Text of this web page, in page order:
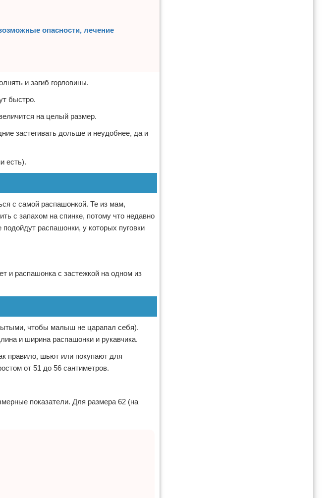
опасности, лечение
и загиб горловины.
быстро.
на целый размер.
застегивать дольше и неудобнее, да и
есть).
с самой распашонкой. Те из мам,
с запахом на спинке, потому что недавно
распашонки, у которых пуговки
и распашонка с застежкой на одном из
чтобы малыш не царапал себя).
и ширина распашонки и рукавчика.
правило, шьют или покупают для
от 51 до 56 сантиметров.
показатели. Для размера 62 (на